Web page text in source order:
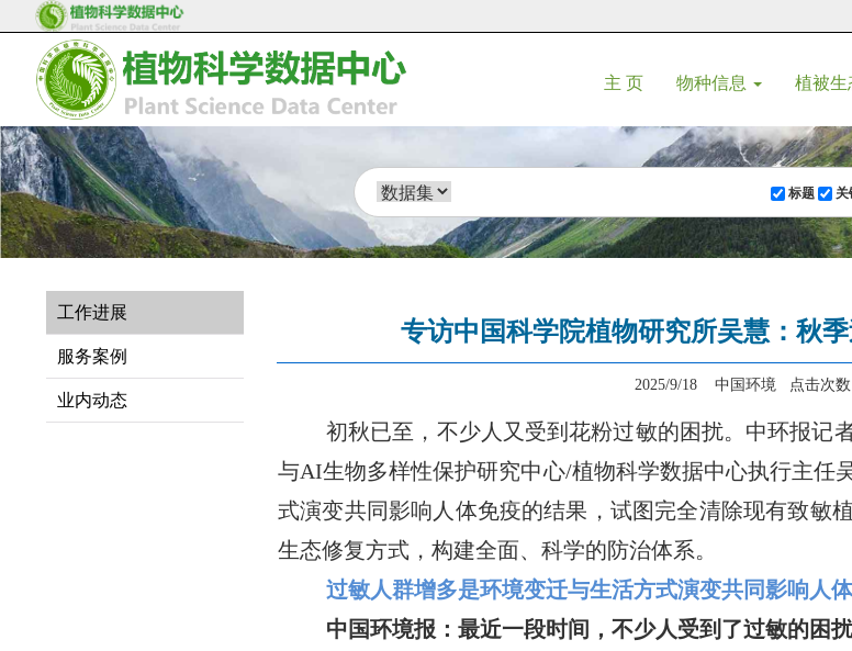
主 页(current)物种信息 植被生
标题 关
工作进展
服务案例
业内动态
专访中国科学院植物研究所吴慧：秋
2025/9/18 中国环境 点击次
初秋已至，不少人又受到花粉过敏的困扰。中环报记
与AI生物多样性保护研究中心/植物科学数据中心执行主任
式演变共同影响人体免疫的结果，试图完全清除现有致敏
生态修复方式，构建全面、科学的防治体系。
过敏人群增多是环境变迁与生活方式演变共同影响人
中国环境报：最近一段时间，不少人受到了过敏的困